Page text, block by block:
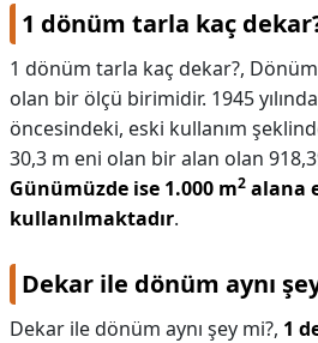
1 dönüm tarla kaç
1 dönüm tarla kaç dekar?,
olan bir ölçü birimidir. 1945
öncesindeki, eski kullanım
30,3 m eni olan bir alan olan
Günümüzde ise 1.000 m2 alana
kullanılmaktadır.
Dekar ile dönüm aynı
Dekar ile dönüm aynı şey mi?, 1